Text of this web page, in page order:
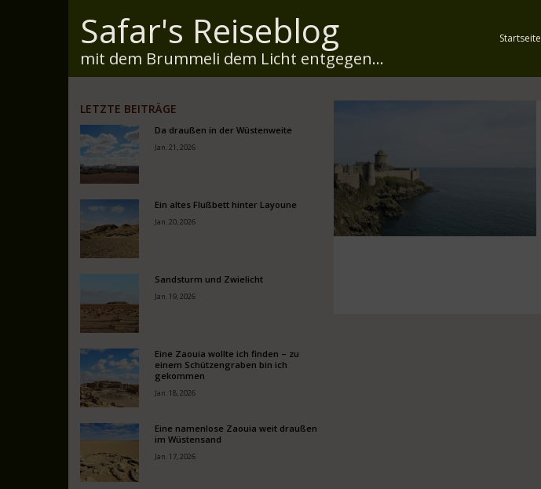
Safar's Reiseblog
mit dem Brummeli dem Licht entgegen...
Startseite
LETZTE BEITRÄGE
Da draußen in der Wüstenweite
Jan. 21, 2026
Ein altes Flußbett hinter Layoune
Jan. 20, 2026
Sandsturm und Zwielicht
Jan. 19, 2026
Eine Zaouia wollte ich finden – zu
einem Schützengraben bin ich
gekommen
Jan. 18, 2026
Eine namenlose Zaouia weit draußen
im Wüstensand
Jan. 17, 2026